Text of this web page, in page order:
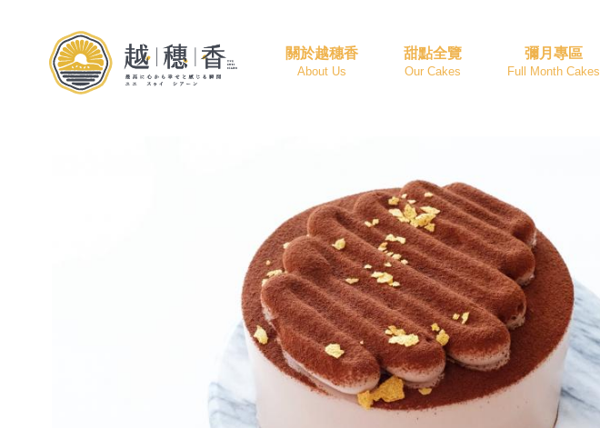
關於越穗香
About Us
甜點全覽
Our Cakes
彌月專區
Full Month Cakes